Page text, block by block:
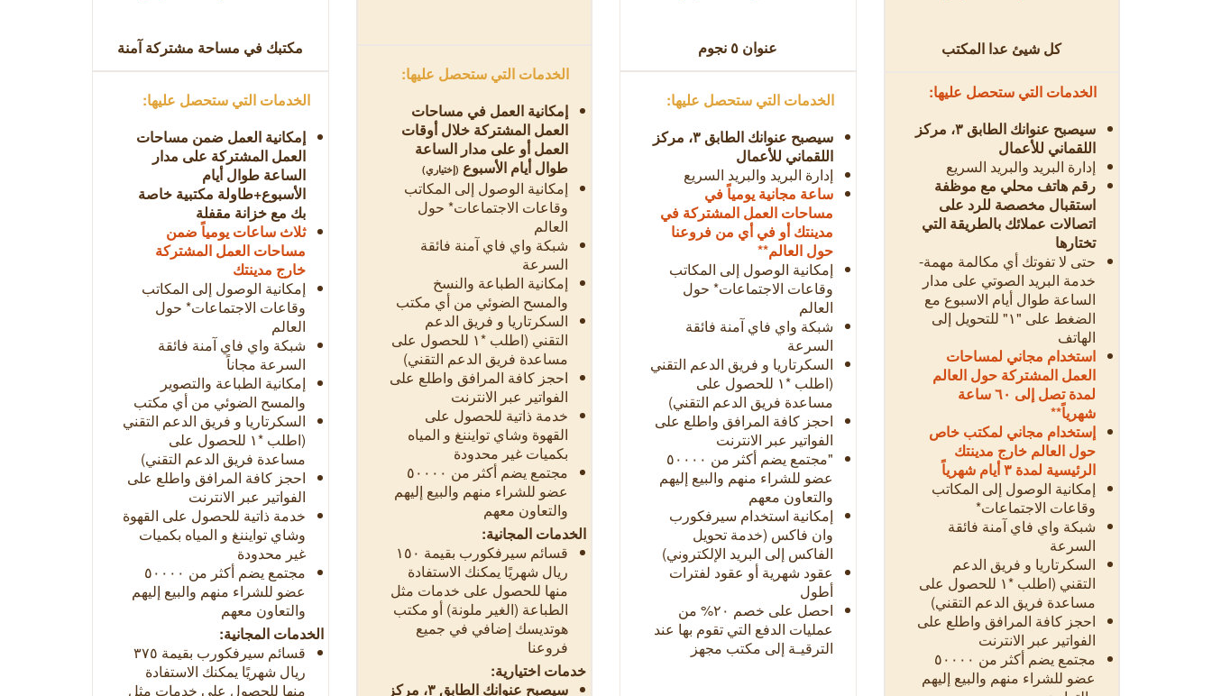
كل شيئ عدا المكتب
الخدمات التي ستحصل عليها:
سيصبح عنوانك الطابق ٣، مركز
اللقماني للأعمال
إدارة البريد والبريد السريع
رقم هاتف محلي مع موظفة
استقبال مخصصة للرد على
اتصالات عملائك بالطريقة التي
تختارها
حتى لا تفوتك أي مكالمة مهمة-
خدمة البريد الصوتي على مدار
الساعة طوال أيام الاسبوع مع
الضغط على "١" للتحويل إلى
الهاتف
استخدام مجاني لمساحات
العمل المشتركة حول العالم
لمدة تصل إلى ٦٠ ساعة
شهرياً**
إستخدام مجاني لمكتب خاص
حول العالم خارج مدينتك
الرئيسية لمدة ٣ أيام شهرياً
إمكانية الوصول إلى المكاتب
وقاعات الاجتماعات*
شبكة واي فاي آمنة فائقة
السرعة
السكرتاريا و فريق الدعم
التقني (اطلب *١ للحصول على
مساعدة فريق الدعم التقني)
احجز كافة المرافق واطلع على
الفواتير عبر الانترنت
مجتمع يضم أكثر من ٥٠٠٠٠
عضو للشراء منهم والبيع إليهم
عنوان ٥ نجوم
الخدمات التي ستحصل عليها:
سيصبح عنوانك الطابق ٣، مركز
اللقماني للأعمال
إدارة البريد والبريد السريع
ساعة مجانية يومياً في
مساحات العمل المشتركة في
مدينتك أو في أي من فروعنا
حول العالم**
إمكانية الوصول إلى المكاتب
وقاعات الاجتماعات* حول
العالم
شبكة واي فاي آمنة فائقة
السرعة
السكرتاريا و فريق الدعم التقني
(اطلب *١ للحصول على
مساعدة فريق الدعم التقني)
احجز كافة المرافق واطلع على
الفواتير عبر الانترنت
"مجتمع يضم أكثر من ٥٠٠٠٠
عضو للشراء منهم والبيع إليهم
والتعاون معهم
إمكانية استخدام سيرفكورب
وان فاكس (خدمة تحويل
الفاكس إلى البريد الإلكتروني)
عقود شهرية أو عقود لفترات
أطول
احصل على خصم ٢٠% من
عمليات الدفع التي تقوم بها عند
الترقيـة إلى مكتب مجهز
الخدمات التي ستحصل عليها:
إمكانية العمل في مساحات
العمل المشتركة خلال أوقات
العمل أو على مدار الساعة
طوال أيام الأسبوع (إختياري)
إمكانية الوصول إلى المكاتب
وقاعات الاجتماعات* حول
العالم
شبكة واي فاي آمنة فائقة
السرعة
إمكانية الطباعة والنسخ
والمسح الضوئي من أي مكتب
السكرتاريا و فريق الدعم
التقني (اطلب *١ للحصول على
مساعدة فريق الدعم التقني)
احجز كافة المرافق واطلع على
الفواتير عبر الانترنت
خدمة ذاتية للحصول على
القهوة وشاي توايننغ و المياه
بكميات غير محدودة
مجتمع يضم أكثر من ٥٠٠٠٠
عضو للشراء منهم والبيع إليهم
والتعاون معهم
الخدمات المجانية:
قسائم سيرفكورب بقيمة ۱٥۰
ريال شهريًا يمكنك الاستفادة
منها للحصول على خدمات مثل
الطباعة (الغير ملونة) أو مكتب
هوتديسك إضافي في جميع
فروعنا
خدمات اختيارية:
سيصبح عنوانك الطابق ٣، مركز
مكتبك في مساحة مشتركة آمنة
الخدمات التي ستحصل عليها:
إمكانية العمل ضمن مساحات
العمل المشتركة على مدار
الساعة طوال أيام
الأسبوع+طاولة مكتبية خاصة
بك مع خزانة مقفلة
ثلاث ساعات يومياً ضمن
مساحات العمل المشتركة
خارج مدينتك
إمكانية الوصول إلى المكاتب
وقاعات الاجتماعات* حول
العالم
شبكة واي فاي آمنة فائقة
السرعة مجاناً
إمكانية الطباعة والتصوير
والمسح الضوئي من أي مكتب
السكرتاريا و فريق الدعم التقني
(اطلب *١ للحصول على
مساعدة فريق الدعم التقني)
احجز كافة المرافق واطلع على
الفواتير عبر الانترنت
خدمة ذاتية للحصول على القهوة
وشاي توايننغ و المياه بكميات
غير محدودة
مجتمع يضم أكثر من ٥٠٠٠٠
عضو للشراء منهم والبيع إليهم
والتعاون معهم
الخدمات المجانية:
قسائم سيرفكورب بقيمة ۳٧٥
ريال شهريًا يمكنك الاستفادة
منها للحصول على خدمات مثل